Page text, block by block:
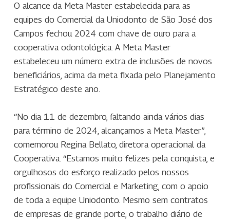
O alcance da Meta Master estabelecida para as
equipes do Comercial da Uniodonto de São José dos
Campos fechou 2024 com chave de ouro para a
cooperativa odontológica. A Meta Master
estabeleceu um número extra de inclusões de novos
beneficiários, acima da meta fixada pelo Planejamento
Estratégico deste ano.
“No dia 11 de dezembro, faltando ainda vários dias
para término de 2024, alcançamos a Meta Master”,
comemorou Regina Bellato, diretora operacional da
Cooperativa. “Estamos muito felizes pela conquista, e
orgulhosos do esforço realizado pelos nossos
profissionais do Comercial e Marketing, com o apoio
de toda a equipe Uniodonto. Mesmo sem contratos
de empresas de grande porte, o trabalho diário de